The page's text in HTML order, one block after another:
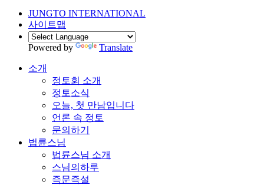
JUNGTO INTERNATIONAL
사이트맵
Powered by Translate
소개
정토회 소개
정토소식
오늘, 첫 만남입니다
언론 속 정토
문의하기
법륜스님
법륜스님 소개
스님의하루
즉문즉설